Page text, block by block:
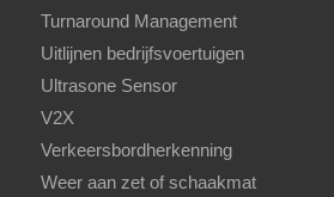
Turnaround Management
Uitlijnen bedrijfsvoertuigen
Ultrasone Sensor
V2X
Verkeersbordherkenning
Weer aan zet of schaakmat